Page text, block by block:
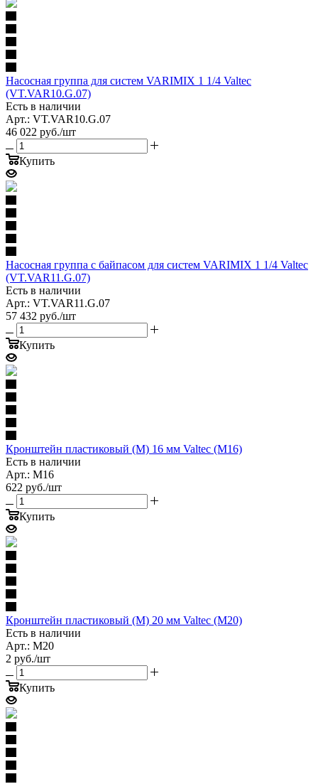
Насосная группа для систем VARIMIX 1 1/4 Valtec
(VT.VAR10.G.07)
Есть в наличии
Арт.: VT.VAR10.G.07
46 022 руб./шт
Купить
Насосная группа с байпасом для систем VARIMIX 1 1/4 Valtec
(VT.VAR11.G.07)
Есть в наличии
Арт.: VT.VAR11.G.07
57 432 руб./шт
Купить
Кронштейн пластиковый (М) 16 мм Valtec (M16)
Есть в наличии
Арт.: M16
622 руб./шт
Купить
Кронштейн пластиковый (М) 20 мм Valtec (M20)
Есть в наличии
Арт.: M20
2 руб./шт
Купить